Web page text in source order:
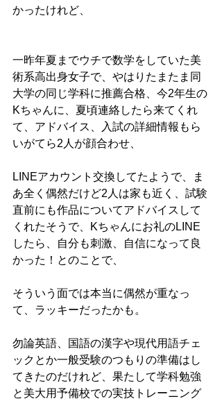
かったけれど、
一昨年夏までウチで数学をしていた美
術系高出身女子で、やはりたまたま同
大学の同じ学科に推薦合格、今2年生の
Kちゃんに、夏頃連絡したら来てくれ
て、アドバイス、入試の詳細情報もら
いがてら2人が顔合わせ、
LINEアカウント交換してたようで、ま
あ全く偶然だけど2人は家も近く、試験
直前にも作品についてアドバイスして
くれたそうで、Kちゃんにお礼のLINE
したら、自分も刺激、自信になって良
かった！とのことで、
そういう面では本当に偶然が重なっ
て、ラッキーだったかも。
勿論英語、国語の漢字や現代用語チェ
ックとか一般受験のつもりの準備はし
てきたのだけれど、果たして学科勉強
と美大用予備校での実技トレーニング